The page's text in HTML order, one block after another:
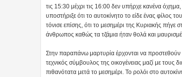
τις 15:30 μέχρι τις 16:00 δεν υπήρχε κανένα
υποστήριξε ότι το αυτοκίνητο το είδε ένας φίλος
τόνισε επίσης, ότι το μεσημέρι της Κυριακής πήγε
άνθρωπος καθώς τα τζάμια ήταν θολά και
Στην παραπάνω μαρτυρία έρχονται να
τεχνικός σύμβουλος της οικογένειας μαζί με τους
πιθανότατα μετά το μεσημέρι. Το ρολόι στο